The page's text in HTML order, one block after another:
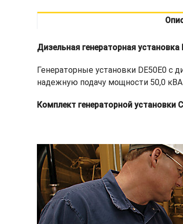
Дизельная генераторная установка
Генераторные установки DE50E0 с
надежную подачу мощности 50,0 кВА
Комплект генераторной установки